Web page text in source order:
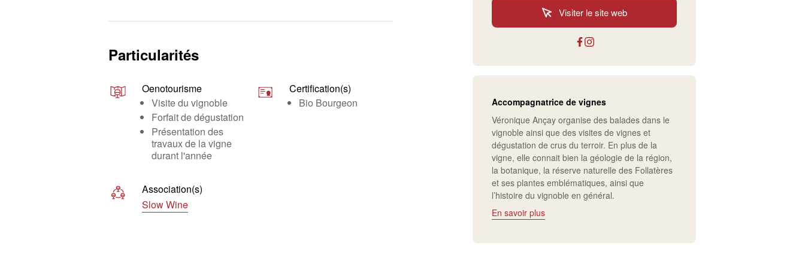
Particularités
Oenotourisme
Visite du vignoble
Forfait de dégustation
Présentation des
travaux de la vigne
durant l'année
Certification(s)
Bio Bourgeon
Association(s)
Slow Wine
Visiter le site web
Accompagnatrice de vignes
Véronique Ançay organise des balades dans le
vignoble ainsi que des visites de vignes et
dégustation de crus du terroir. En plus de la
vigne, elle connait bien la géologie de la région,
la botanique, la réserve naturelle des Follatères
et ses plantes emblématiques, ainsi que
l’histoire du vignoble en général.
En savoir plus